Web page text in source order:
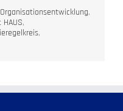
Organisationsentwicklung,
,
,